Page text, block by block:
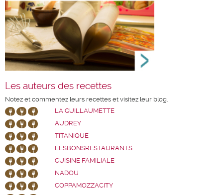
Les auteurs des recettes
Notez et commentez leurs recettes et visitez leur blog.
LA GUILLAUMETTE
AUDREY
TITANIQUE
LESBONSRESTAURANTS
CUISINE FAMILIALE
NADOU
COPPAMOZZACITY